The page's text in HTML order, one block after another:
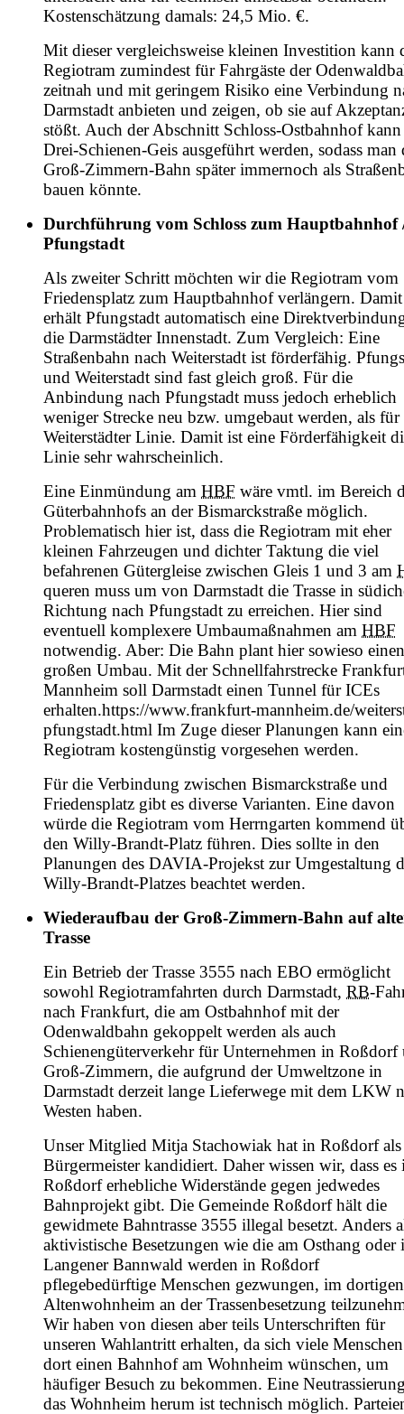
Kostenschätzung damals: 24,5 Mio. €.
Mit dieser vergleichsweise kleinen Investition kann
Regiotram zumindest für Fahrgäste der
zeitnah und mit geringem Risiko eine Verbindung
Darmstadt anbieten und zeigen, ob sie auf
stößt. Auch der Abschnitt Schloss-Ostbahnhof kann
Drei-Schienen-Geis ausgeführt werden, sodass man
Groß-Zimmern-Bahn später immernoch als
bauen könnte.
Durchführung vom Schloss zum Hauptbahnhof
Pfungstadt
Als zweiter Schritt möchten wir die Regiotram vom
Friedensplatz zum Hauptbahnhof verlängern. Damit
erhält Pfungstadt automatisch eine
die Darmstädter Innenstadt. Zum Vergleich: Eine
Straßenbahn nach Weiterstadt ist förderfähig.
und Weiterstadt sind fast gleich groß. Für die
Anbindung nach Pfungstadt muss jedoch erheblich
weniger Strecke neu bzw. umgebaut werden, als für
Weiterstädter Linie. Damit ist eine Förderfähigkeit
Linie sehr wahrscheinlich.
Eine Einmündung am HBF wäre vmtl. im Bereich
Güterbahnhofs an der Bismarckstraße möglich.
Problematisch hier ist, dass die Regiotram mit eher
kleinen Fahrzeugen und dichter Taktung die viel
befahrenen Gütergleise zwischen Gleis 1 und 3 am
queren muss um von Darmstadt die Trasse in
Richtung nach Pfungstadt zu erreichen. Hier sind
eventuell komplexere Umbaumaßnahmen am HBF
notwendig. Aber: Die Bahn plant hier sowieso einen
großen Umbau. Mit der Schnellfahrstrecke
Mannheim soll Darmstadt einen Tunnel für ICEs
erhalten.https://www.frankfurt-mannheim.de/
pfungstadt.html Im Zuge dieser Planungen kann
Regiotram kostengünstig vorgesehen werden.
Für die Verbindung zwischen Bismarckstraße und
Friedensplatz gibt es diverse Varianten. Eine davon
würde die Regiotram vom Herrngarten kommend
den Willy-Brandt-Platz führen. Dies sollte in den
Planungen des DAVIA-Projekst zur Umgestaltung
Willy-Brandt-Platzes beachtet werden.
Wiederaufbau der Groß-Zimmern-Bahn auf
Trasse
Ein Betrieb der Trasse 3555 nach EBO ermöglicht
sowohl Regiotramfahrten durch Darmstadt, RB-
nach Frankfurt, die am Ostbahnhof mit der
Odenwaldbahn gekoppelt werden als auch
Schienengüterverkehr für Unternehmen in Roßdorf
Groß-Zimmern, die aufgrund der Umweltzone in
Darmstadt derzeit lange Lieferwege mit dem LKW
Westen haben.
Unser Mitglied Mitja Stachowiak hat in Roßdorf als
Bürgermeister kandidiert. Daher wissen wir, dass es
Roßdorf erhebliche Widerstände gegen jedwedes
Bahnprojekt gibt. Die Gemeinde Roßdorf hält die
gewidmete Bahntrasse 3555 illegal besetzt. Anders
aktivistische Besetzungen wie die am Osthang oder
Langener Bannwald werden in Roßdorf
pflegebedürftige Menschen gezwungen, im dortigen
Altenwohnheim an der Trassenbesetzung
Wir haben von diesen aber teils Unterschriften für
unseren Wahlantritt erhalten, da sich viele Menschen
dort einen Bahnhof am Wohnheim wünschen, um
häufiger Besuch zu bekommen. Eine
das Wohnheim herum ist technisch möglich.